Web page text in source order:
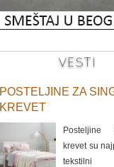
VESTI
POSTELJINE ZA
KREVET
Posteljine
krevet su
tekstilni